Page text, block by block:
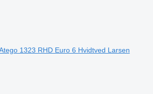
1323 RHD Euro 6 Hvidtved Larsen